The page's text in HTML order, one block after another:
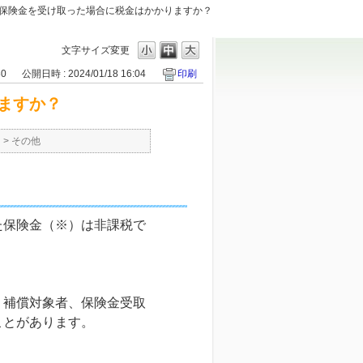
険金を受け取った場合に税金はかかりますか？
文字サイズ変更
公開日時 : 2024/01/18 16:04 印刷
すか？
> その他
保険金（※）は非課税で
償対象者、保険金受取
とがあります。